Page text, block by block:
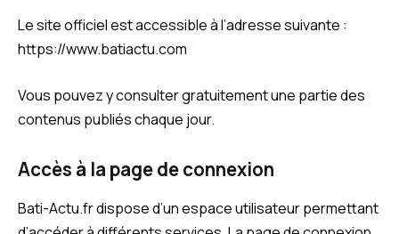
Le site officiel est accessible à l’adresse suivante :
https://www.batiactu.com
Vous pouvez y consulter gratuitement une partie des
contenus publiés chaque jour.
Accès à la page de connexion
Bati-Actu.fr dispose d’un espace utilisateur permettant